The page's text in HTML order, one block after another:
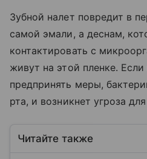
Зубной налет повредит в
самой эмали, а деснам,
контактировать с
живут на этой пленке.
предпринять меры,
рта, и возникнет угроза
Читайте также